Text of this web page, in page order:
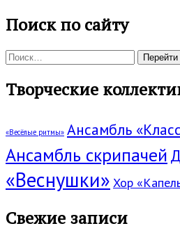
Поиск по сайту
Поиск:
Творческие
«Весёлые ритмы» Ансамбль
Ансамбль скрипачей
«Веснушки» Хор
Свежие записи